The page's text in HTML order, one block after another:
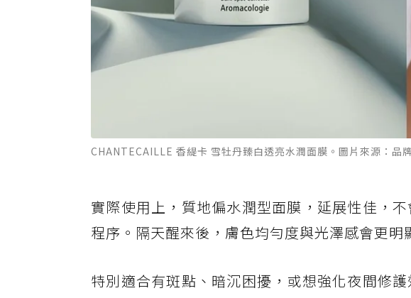
CHANTECAILLE 香緹卡 雪牡丹臻白透亮水潤面膜。圖片來源：品
實際使用上，質地偏水潤型面膜，延展性佳，
程序。隔天醒來後，膚色均勻度與光澤感會更明
特別適合有斑點、暗沉困擾，或想強化夜間修